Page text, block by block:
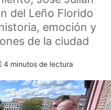
del Leño Florido
emoción y
de la ciudad
4 minutos de lectura